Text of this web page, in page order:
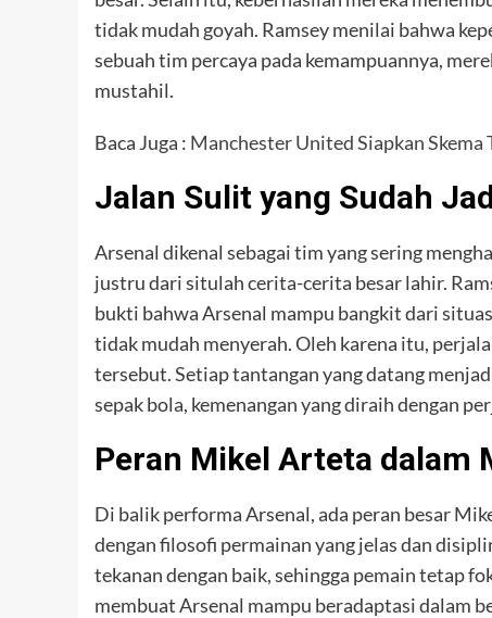
tidak mudah goyah. Ramsey menilai bahwa
sebuah tim percaya pada kemampuannya,
mustahil.
Baca Juga : Manchester United Siapkan
Jalan Sulit yang Sudah
Arsenal dikenal sebagai tim yang sering
justru dari situlah cerita-cerita besar lahir.
bukti bahwa Arsenal mampu bangkit dari
tidak mudah menyerah. Oleh karena itu,
tersebut. Setiap tantangan yang datang
sepak bola, kemenangan yang diraih dengan
Peran Mikel Arteta dalam
Di balik performa Arsenal, ada peran besar
dengan filosofi permainan yang jelas dan
tekanan dengan baik, sehingga pemain tetap
membuat Arsenal mampu beradaptasi dalam